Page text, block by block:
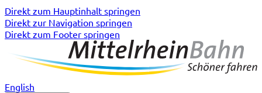
Direkt zum Hauptinhalt springen
Direkt zur Navigation springen
Direkt zum Footer springen
English